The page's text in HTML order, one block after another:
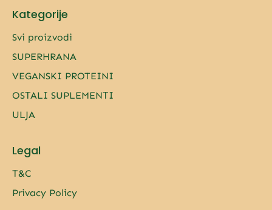
Kategorije
Svi proizvodi
SUPERHRANA
VEGANSKI PROTEINI
OSTALI SUPLEMENTI
ULJA
Legal
T&C
Privacy Policy